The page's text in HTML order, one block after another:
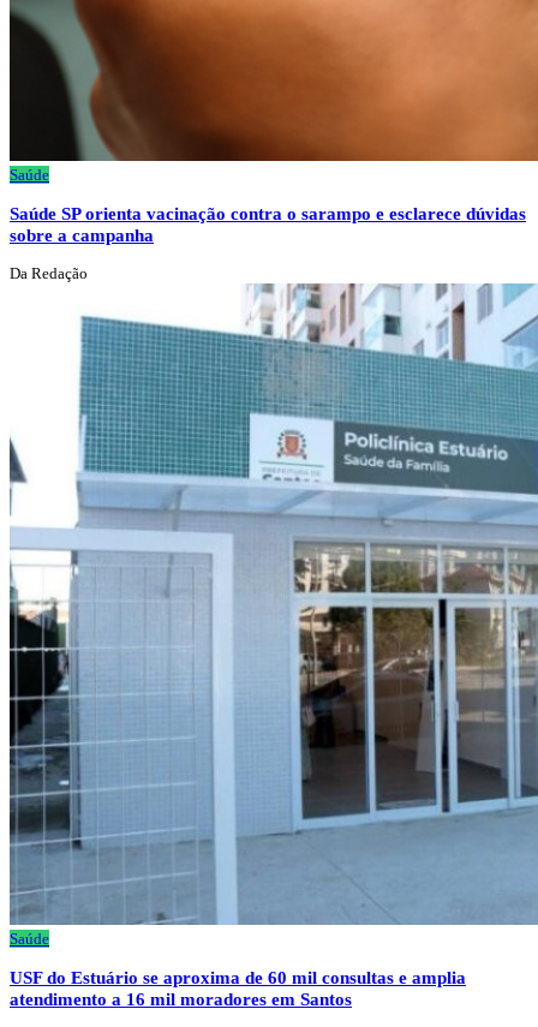
Saúde
Saúde SP orienta vacinação contra o sarampo e esclarece dúvidas
sobre a campanha
Da Redação
Saúde
USF do Estuário se aproxima de 60 mil consultas e amplia
atendimento a 16 mil moradores em Santos